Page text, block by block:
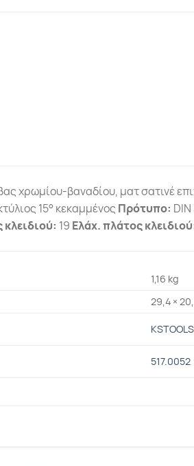
χρωμίου-βαναδίου, ματ σατινέ
15° κεκαμμένος Πρότυπο: DIN
19 Ελάχ. πλάτος
1,16 kg
29,4 ×
KSTOOLS
517.0052